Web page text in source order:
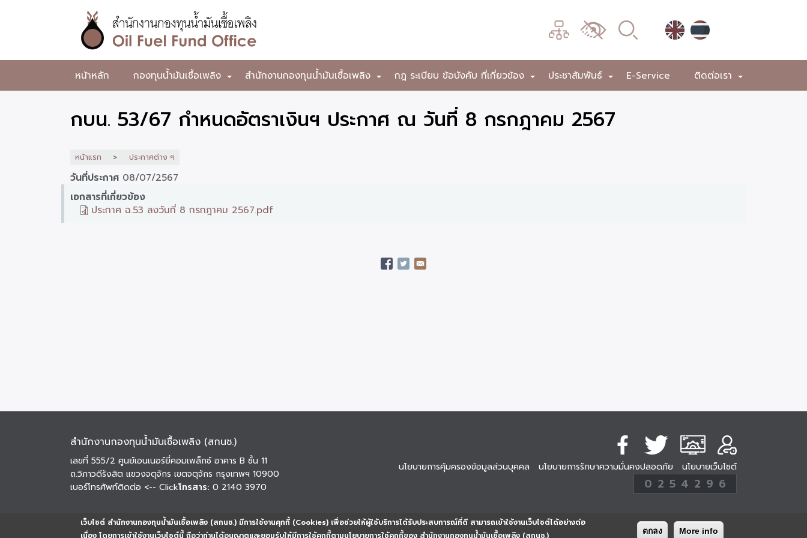
เว็บไซต์ สำนักงานกองทุนน้ำมันเชื้อเพลิง (สกนช.) มีการใช้งานคุกกี้ (Cookies) เพื่อช่วยให้ผู้ใช้บริการได้รับประสบการณ์ที่ดี สามารถเข้าใช้งานเว็บไซต์ได้อย่างต่อ
เนื่อง โดยการเข้าใช้งานเว็บไซต์นี้ ถือว่าท่านได้อนุญาตและยอมรับให้มีการใช้คุกกี้ตามนโยบายการใช้คุกกี้ของ สำนักงานกองทุนน้ำมันเชื้อเพลิง (สกนช.)
ตกลง More info
หลัก
สำนักงาน
กองทุน
น้ำมัน
เพลิง
เมนู
เปลี่ยน
ผล
หน้าหลัก +
กองทุนน้ำมันเชื้อเพลิง +
สำนักงานกองทุนน้ำมันเชื้อเพลิง +
กฎ ระเบียบ ข้อบังคับ ที่เกี่ยวข้อง +
ประชาสัมพันธ์ E-Service +
ติดต่อเรา
กบน. 53/67 กำหนดอัตราเงินฯ ประกาศ ณ วันที่ 8 กรกฎาคม 2567
หน้าแรก ประกาศต่าง ๆ
วันที่ประกาศ 08/07/2567
เอกสารที่เกี่ยวข้อง
ประกาศ ฉ.53 ลงวันที่ 8 กรกฎาคม 2567.pdf
สำนักงานกองทุนน้ำมันเชื้อเพลิง (สกนช.)
เลขที่ 555/2 ศูนย์เอนเนอร์ยี่คอมเพล็กซ์ อาคาร B ชั้น 11
ถ.วิภาวดีรังสิต แขวงจตุจักร เขตจตุจักร กรุงเทพฯ 10900
เบอร์โทรศัพท์ติดต่อ <-- Clickโทรสาร: 0 2140 3970
นโยบายการคุ้มครองข้อมูลส่วนบุคคล นโยบายการรักษาความมั่นคงปลอดภัย นโยบายเว็บไซต์
254296
ครั้ง
0 2 5 4 2 9 6